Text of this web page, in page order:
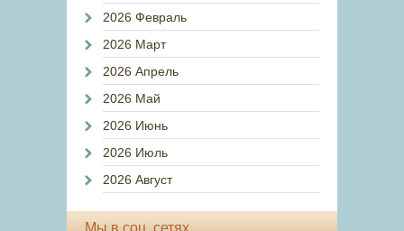
2026 Февраль
2026 Март
2026 Апрель
2026 Май
2026 Июнь
2026 Июль
2026 Август
Мы в соц. сетях